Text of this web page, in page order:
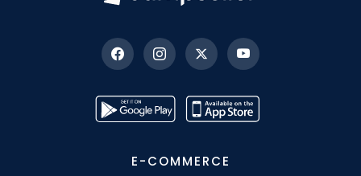
E-COMMERCE